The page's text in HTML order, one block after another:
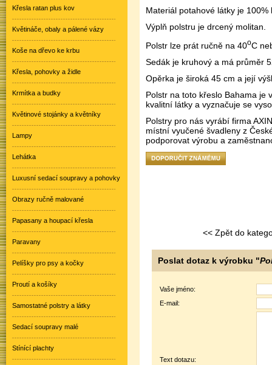
Materiál potahové látky je 100%
Výplň polstru je drcený molitan.
Polstr lze prát ručně na 40oC
Sedák je kruhový a má průměr
Opěrka je široká 45 cm a její
Polstr na toto křeslo Bahama je
kvalitní látky a vyznačuje se
Polstry pro nás vyrábí firma
místní vyučené švadleny z
podporovat výrobu a
<< Zpět do
Poslat dotaz k výrobku "
Vaše jméno:
E-mail:
Text dotazu:
Křesla ratan plus kov
Květináče, obaly a pálené vázy
Koše na dřevo ke krbu
Křesla, pohovky a židle
Krmítka a budky
Květinové stojánky a květníky
Lampy
Lehátka
Luxusní sedací soupravy a pohovky
Obrazy ručně malované
Papasany a houpací křesla
Paravany
Pelíšky pro psy a kočky
Proutí a košíky
Samostatné polstry a látky
Sedací soupravy malé
Stínící plachty